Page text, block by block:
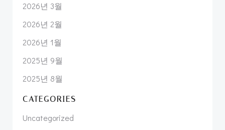
2026년 3월
2026년 2월
2026년 1월
2025년 9월
2025년 8월
CATEGORIES
Uncategorized